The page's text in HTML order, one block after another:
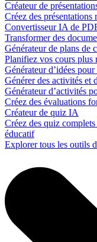
Créateur de
Créez des
Convertisseur IA de
Transformer des
Générateur de plans de
Planifiez vos cours plus
Générateur d’idées
Générer des activités et
Générateur d’activités
Créez des évaluations
Créateur de quiz IA
Créez des quiz
éducatif
Explorer tous les outils